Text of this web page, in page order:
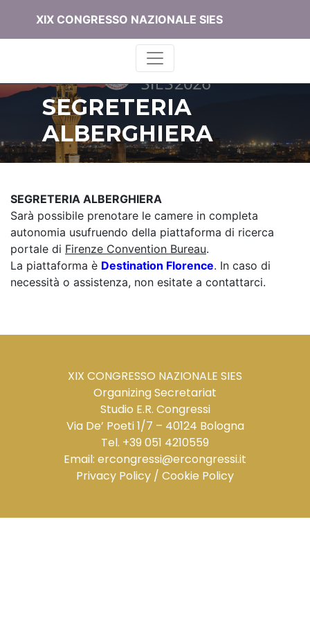
XIX CONGRESSO NAZIONALE SIES
SEGRETERIA
ALBERGHIERA
SEGRETERIA ALBERGHIERA
Sarà possibile prenotare le camere in completa
autonomia usufruendo della piattaforma di ricerca
portale di Firenze Convention Bureau.
La piattaforma è Destination Florence. In caso di
necessità o assistenza, non esitate a contattarci.
XIX CONGRESSO NAZIONALE SIES
Organizing Secretariat
Studio E.R. Congressi
Via De’ Poeti 1/7 – 40124 Bologna
Tel. +39 051 4210559
Email: ercongressi@ercongressi.it
Privacy Policy / Cookie Policy